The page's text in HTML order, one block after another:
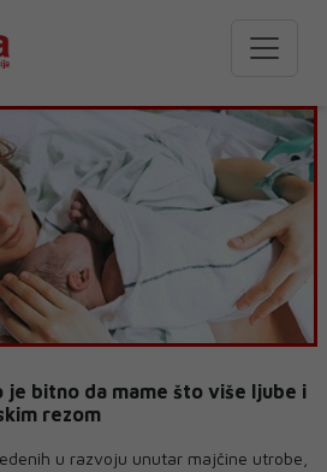
je bitno da mame što više ljube i
rezom
u razvoju unutar majčine utrobe,